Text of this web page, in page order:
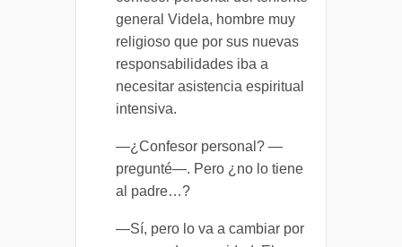
general Videla, hombre muy
religioso que por sus nuevas
responsabilidades iba a
necesitar asistencia espiritual
intensiva.
—¿Confesor personal? —
pregunté—. Pero ¿no lo tiene
al padre…?
—Sí, pero lo va a cambiar por